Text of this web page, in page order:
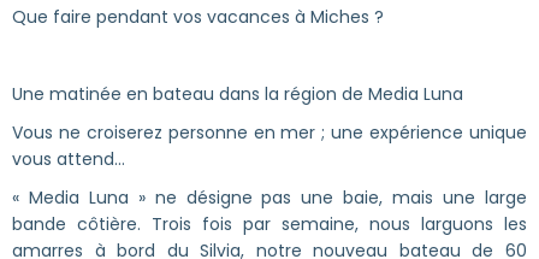
Que faire pendant vos vacances à Miches ?
Une matinée en bateau dans la région de Media Luna
Vous ne croiserez personne en mer ; une expérience unique
vous attend…
« Media Luna » ne désigne pas une baie, mais une large
bande côtière. Trois fois par semaine, nous larguons les
amarres à bord du Silvia, notre nouveau bateau de 60